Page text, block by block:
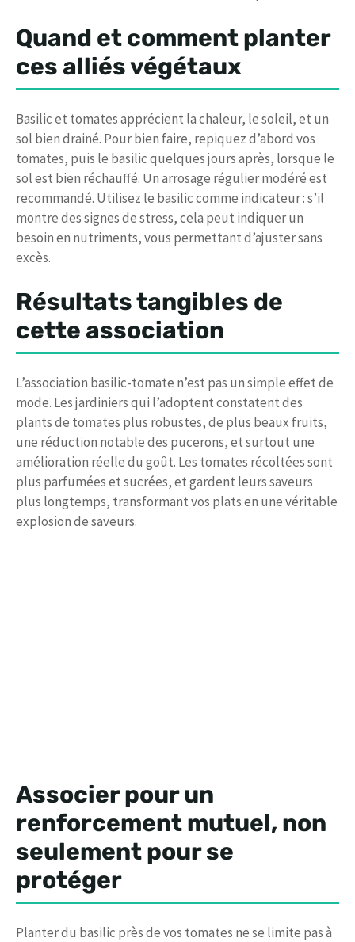
Quand et comment planter
ces alliés végétaux
Basilic et tomates apprécient la chaleur, le soleil, et un
sol bien drainé. Pour bien faire, repiquez d’abord vos
tomates, puis le basilic quelques jours après, lorsque le
sol est bien réchauffé. Un arrosage régulier modéré est
recommandé. Utilisez le basilic comme indicateur : s’il
montre des signes de stress, cela peut indiquer un
besoin en nutriments, vous permettant d’ajuster sans
excès.
Résultats tangibles de
cette association
L’association basilic-tomate n’est pas un simple effet de
mode. Les jardiniers qui l’adoptent constatent des
plants de tomates plus robustes, de plus beaux fruits,
une réduction notable des pucerons, et surtout une
amélioration réelle du goût. Les tomates récoltées sont
plus parfumées et sucrées, et gardent leurs saveurs
plus longtemps, transformant vos plats en une véritable
explosion de saveurs.
Associer pour un
renforcement mutuel, non
seulement pour se
protéger
Planter du basilic près de vos tomates ne se limite pas à